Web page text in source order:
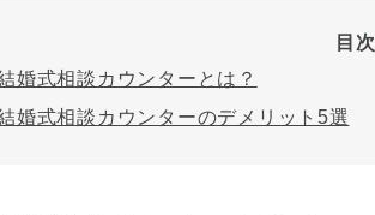
目次
婚式相談カウンターとは？
婚式相談カウンターのデメリット5選